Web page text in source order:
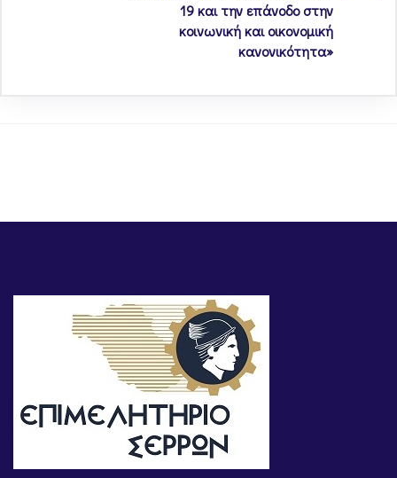
19 και την επάνοδο στην
κοινωνική και οικονομική
κανονικότητα»